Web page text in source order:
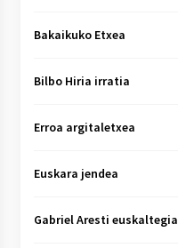
Bakaikuko Etxea
Bilbo Hiria irratia
Erroa argitaletxea
Euskara jendea
Gabriel Aresti euskaltegia